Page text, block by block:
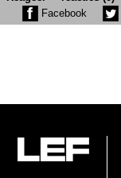
Facebook